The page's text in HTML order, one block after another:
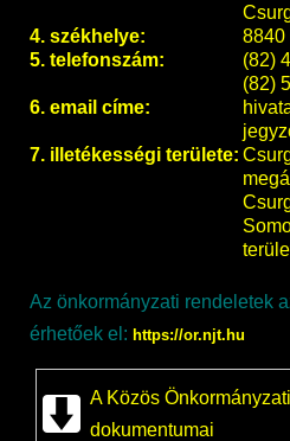
4. székhelye:
8840
5. telefonszám:
(82)
(82)
6. email címe:
7. illetékességi területe:
Az önkormányzati rendeletek
érhetőek el: https://or.njt.hu
A Közös
dokumentumai